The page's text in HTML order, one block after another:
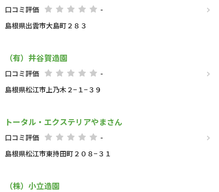
口コミ評価
-
島根県出雲市大島町２８３
（有）井谷賀造園
口コミ評価
-
島根県松江市上乃木２−１−３９
トータル・エクステリアやまさん
口コミ評価
-
島根県松江市東持田町２０８−３１
（株）小立造園